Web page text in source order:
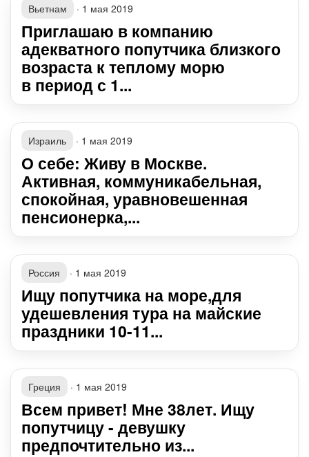
Вьетнам · 1 мая 2019
Приглашаю в компанию
адекватного попутчика близкого
возраста к теплому морю
в период с 1...
Израиль · 1 мая 2019
О себе: Живу в Москве.
Активная, коммуникабельная,
спокойная, уравновешенная
пенсионерка,...
Россия · 1 мая 2019
Ищу попутчика на море,для
удешевления тура на майские
праздники 10-11...
Греция · 1 мая 2019
Всем привет! Мне 38лет. Ищу
попутчицу - девушку
предпочтительно из...